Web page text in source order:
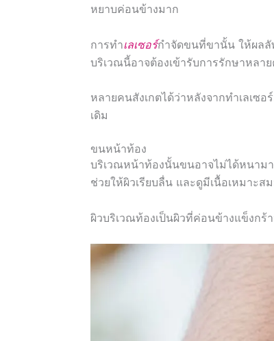
หยาบค่อนข้างมาก
การทำเลเซอร์กำจัดขนที่ขานั้น ให้ผลลั
บริเวณนี้อาจต้องเข้ารับการรักษาหล
หลายคนสังเกตได้ว่าหลังจากทำเลเซ
เดิม
ขนหน้าท้อง
บริเวณหน้าท้องนั้นขนอาจไม่ได้หนาม
ช่วยให้ผิวเรียบลื่น และดูมีเนื้อเหมาะส
ผิวบริเวณท้องเป็นผิวที่ค่อนข้างแข็งกร้